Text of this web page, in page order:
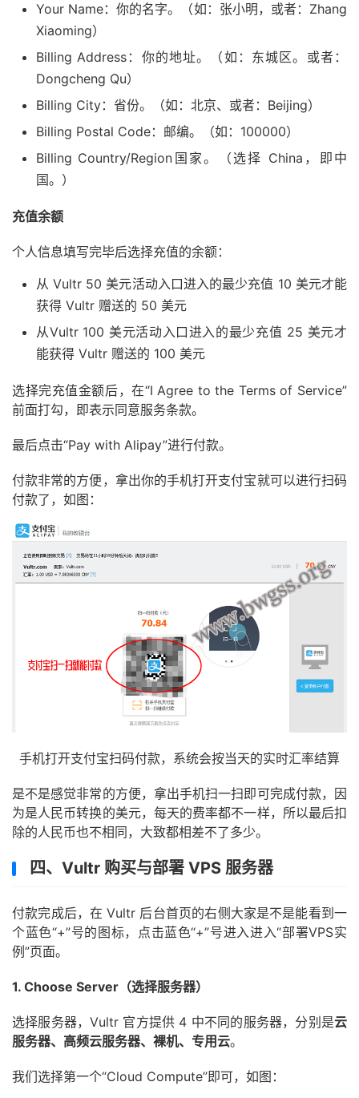
Your Name：你的名字。（如：张小明，或者：Zhang
Xiaoming）
Billing Address：你的地址。（如：东城区。或者：
Dongcheng Qu）
Billing City：省份。（如：北京、或者：Beijing）
Billing Postal Code：邮编。（如：100000）
Billing Country/Region国家。（选择 China，即中
国。）
充值余额
个人信息填写完毕后选择充值的余额：
从 Vultr 50 美元活动入口进入的最少充值 10 美元才能
获得 Vultr 赠送的 50 美元
从Vultr 100 美元活动入口进入的最少充值 25 美元才
能获得 Vultr 赠送的 100 美元
选择完充值金额后，在“I Agree to the Terms of Service”
前面打勾，即表示同意服务条款。
最后点击“Pay with Alipay”进行付款。
付款非常的方便，拿出你的手机打开支付宝就可以进行扫码
付款了，如图：
手机打开支付宝扫码付款，系统会按当天的实时汇率结算
是不是感觉非常的方便，拿出手机扫一扫即可完成付款，因
为是人民币转换的美元，每天的费率都不一样，所以最后扣
除的人民币也不相同，大致都相差不了多少。
四、Vultr 购买与部署 VPS 服务器
付款完成后，在 Vultr 后台首页的右侧大家是不是能看到一
个蓝色“+”号的图标，点击蓝色“+”号进入进入“部署VPS实
例”页面。
1. Choose Server（选择服务器）
选择服务器，Vultr 官方提供 4 中不同的服务器，分别是云
服务器、高频云服务器、裸机、专用云。
我们选择第一个“Cloud Compute”即可，如图：